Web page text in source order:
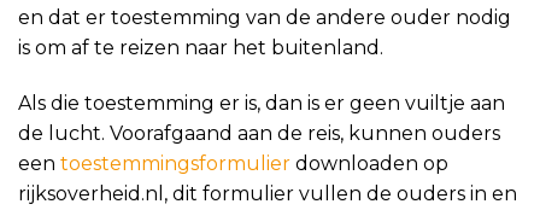
en dat er toestemming van de andere ouder nodig
is om af te reizen naar het buitenland.
Als die toestemming er is, dan is er geen vuiltje aan
de lucht. Voorafgaand aan de reis, kunnen ouders
een toestemmingsformulier downloaden op
rijksoverheid.nl, dit formulier vullen de ouders in en